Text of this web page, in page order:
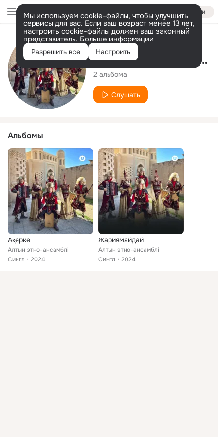
Войти
Мы используем cookie-файлы, чтобы улучшить
сервисы для вас. Если ваш возраст менее 13 лет,
настроить cookie-файлы должен ваш законный
представитель. Больше информации
Разрешить все Настроить
Исполнитель
Алтын этно-ансамблі
2 альбома
Слушать
Альбомы
Ақерке
Алтын этно-ансамблі
Сингл
2024
Жариямайдай
Алтын этно-ансамблі
Сингл
2024